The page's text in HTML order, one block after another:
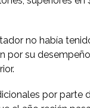
no había
por su
por